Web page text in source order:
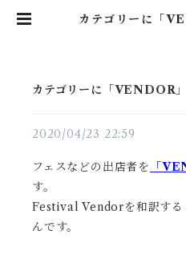
カテゴリーに「
カテゴリーに「VENDOR」
2020/04/23 22:59
フェスなどの出店者を 「
す。
Festival Vendorを和訳する
んです。